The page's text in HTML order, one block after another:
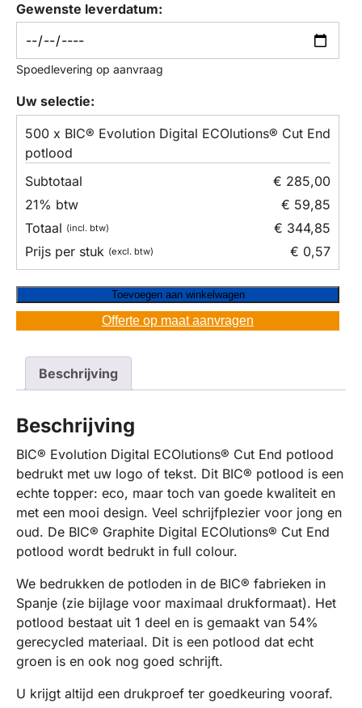
Gewenste leverdatum:
Spoedlevering op aanvraag
Uw selectie:
500 x BIC® Evolution Digital ECOlutions® Cut End
potlood
€ 285,00
€ 59,85
€ 344,85
€ 0,57
Toevoegen aan winkelwagen
Offerte op maat aanvragen
Beschrijving
Beschrijving
BIC® Evolution Digital ECOlutions® Cut End potlood
bedrukt met uw logo of tekst. Dit BIC® potlood is een
echte topper: eco, maar toch van goede kwaliteit en
met een mooi design. Veel schrijfplezier voor jong en
oud. De BIC® Graphite Digital ECOlutions® Cut End
potlood wordt bedrukt in full colour.
We bedrukken de potloden in de BIC® fabrieken in
Spanje (zie bijlage voor maximaal drukformaat). Het
potlood bestaat uit 1 deel en is gemaakt van 54%
gerecycled materiaal. Dit is een potlood dat echt
groen is en ook nog goed schrijft.
U krijgt altijd een drukproef ter goedkeuring vooraf.